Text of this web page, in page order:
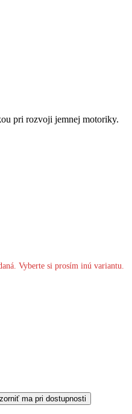
pri rozvoji jemnej motoriky.
Vyberte si prosím inú variantu.
ma pri dostupnosti